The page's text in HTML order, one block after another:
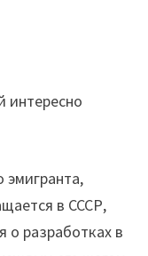
эмигранта,
в СССР,
о разработках в